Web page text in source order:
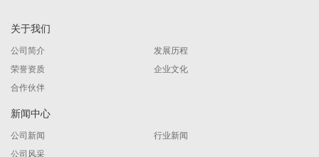
关于我们
公司简介
发展历程
荣誉资质
企业文化
合作伙伴
新闻中心
公司新闻
行业新闻
公司风采